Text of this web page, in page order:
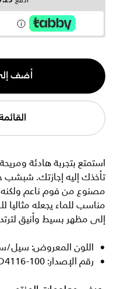
الكمية
1
أضف
استمتع بتجربة هادئة
تأخذك إليه إجازتك. شبشب
مصنوع من فوم ناعم ولكنه
مناسب للماء يجعله
إلى مظهر بسيط وأنيق
اللون المعروض: سيل/
رقم الإصدار: FD4116-100